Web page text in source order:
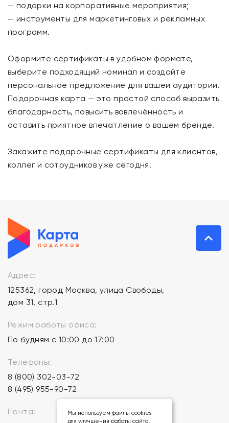
— подарки на корпоративные мероприятия;
— инструменты для маркетинговых и рекламных
программ.
Оформите сертификаты в удобном формате,
выберите подходящий номинал и создайте
персональное предложение для вашей аудитории.
Подарочная карта — это простой способ выразить
благодарность, повысить вовлечённость и
оставить приятное впечатление о вашем бренде.
Закажите подарочные сертификаты для клиентов,
коллег и сотрудников уже сегодня!
Адрес:
125362, город Москва, улица Свободы,
дом 31, стр.1
Режим работы офиса:
По будням с 10:00 до 17:00
Телефоны:
8 (800) 302-03-72
8 (495) 955-90-72
Почта:
Мы используем файлы cookies
для улучшения работы сайта.